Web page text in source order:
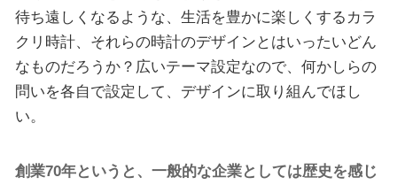
待ち遠しくなるような、生活を豊かに楽しくするカラ
クリ時計、それらの時計のデザインとはいったいどん
なものだろうか？広いテーマ設定なので、何かしらの
問いを各自で設定して、デザインに取り組んでほし
い。
創業70年というと、一般的な企業としては歴史を感じ